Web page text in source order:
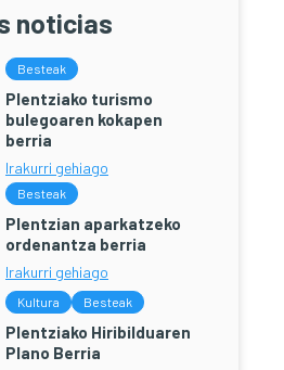
noticias
Besteak
Plentziako turismo
bulegoaren kokapen
berria
Irakurri gehiago
Besteak
Plentzian aparkatzeko
ordenantza berria
Irakurri gehiago
Kultura Besteak
Plentziako Hiribilduaren
Plano Berria